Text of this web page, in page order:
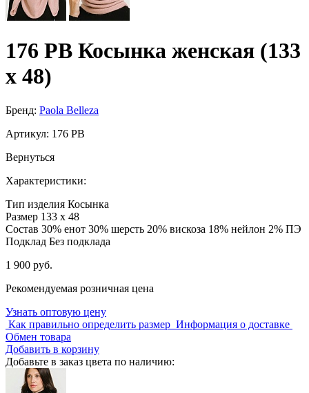
176 PB Косынка женская (133
х 48)
Бренд: Paola Belleza
Артикул: 176 PB
Вернуться
Характеристики:
Тип изделия Косынка
Размер 133 х 48
Состав 30% енот 30% шерсть 20% вискоза 18% нейлон 2% ПЭ
Подклад Без подклада
1 900 руб.
Рекомендуемая розничная цена
Узнать оптовую цену
Как правильно определить размер Информация о доставке
Обмен товара
Добавить в корзину
Добавьте в заказ цвета по наличию: